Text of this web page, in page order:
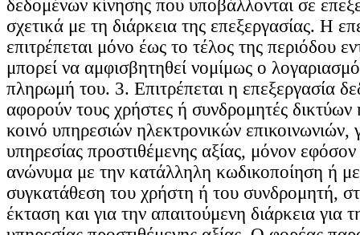
δεδομένων κίνησης που υποβάλλονται σε
σχετικά με τη διάρκεια της επεξεργασίας. Η
επιτρέπεται μόνο έως το τέλος της περιόδου
μπορεί να αμφισβητηθεί νομίμως ο
πληρωμή του. 3. Επιτρέπεται η επεξεργασία
αφορούν τους χρήστες ή συνδρομητές δικτύων
κοινό υπηρεσιών ηλεκτρονικών επικοινωνιών,
υπηρεσίας προστιθέμενης αξίας, μόνον εφόσον
ανώνυμα με την κατάλληλη κωδικοποίηση ή
συγκατάθεση του χρήστη ή του συνδρομητή,
έκταση και για την απαιτούμενη διάρκεια για